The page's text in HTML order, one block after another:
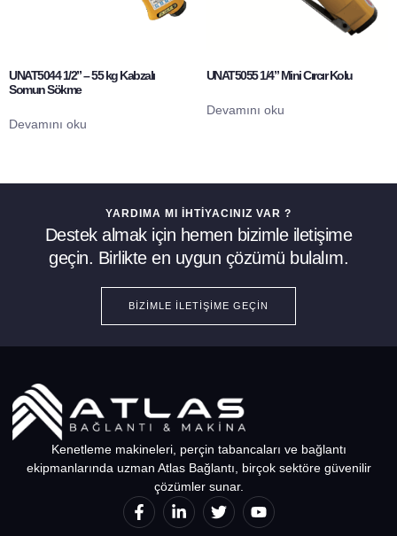
UNAT5044 1/2” – 55 kg Kabzalı
Somun Sökme
Devamını oku
UNAT5055 1/4” Mini Cırcır Kolu
Devamını oku
YARDIMA MI İHTIYACINIZ VAR ?
Destek almak için hemen bizimle iletişime
geçin. Birlikte en uygun çözümü bulalım.
BIZIMLE İLETIŞIME GEÇIN
Kenetleme makineleri, perçin tabancaları ve bağlantı
ekipmanlarında uzman Atlas Bağlantı, birçok sektöre güvenilir
çözümler sunar.